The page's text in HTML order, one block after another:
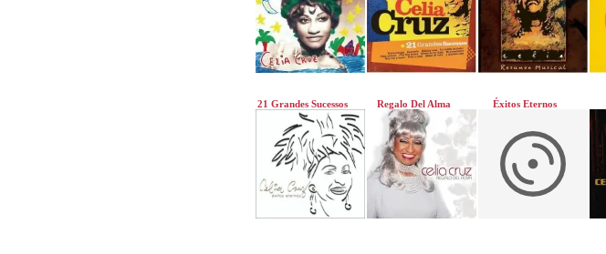
21 Grandes Sucessos Regalo Del Alma Éxitos Eternos